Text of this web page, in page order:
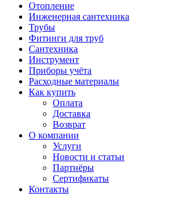
Отопление
Инженерная сантехника
Трубы
Фитинги для труб
Сантехника
Инструмент
Приборы учёта
Расходные материалы
Как купить
Оплата
Доставка
Возврат
О компании
Услуги
Новости и статьи
Партнёры
Сертификаты
Контакты